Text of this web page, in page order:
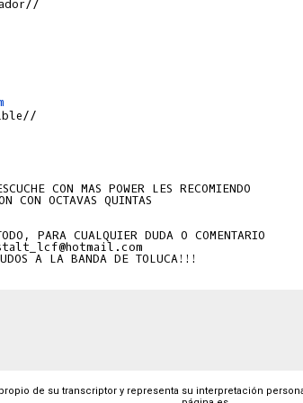
CON MAS POWER LES RECOMIENDO
CON OCTAVAS QUINTAS
PARA CUALQUIER DUDA O COMENTARIO
de su transcriptor y representa su interpretación